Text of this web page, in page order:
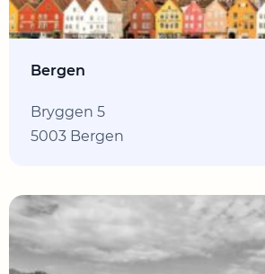
Bergen
Bryggen 5
5003 Bergen